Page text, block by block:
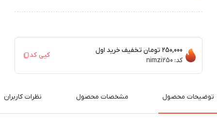
250,000 تومان
تخفیف خرید اول
کد: nimzi250
کپی کد
توضیحات محصول مشخصات محصول نظرات کاربران